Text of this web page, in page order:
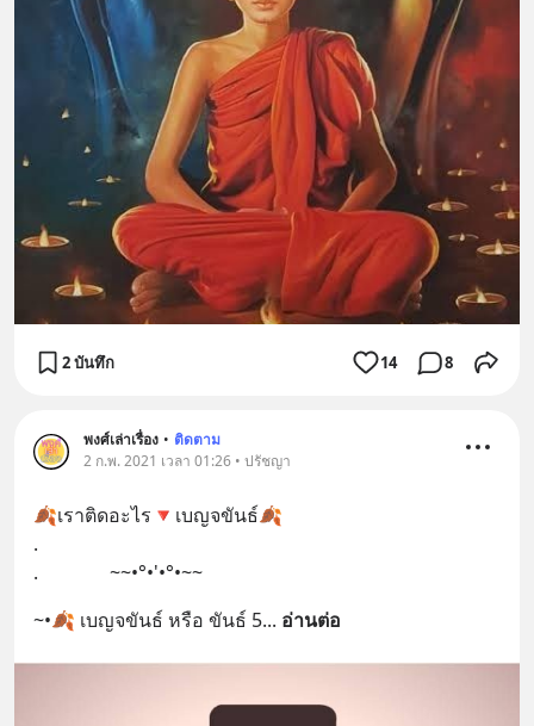
2 บันทึก 14 8
พงศ์เล่าเรื่อง • ติดตาม
2 ก.พ. 2021 เวลา 01:26 • ปรัชญา
🍂เราติดอะไร🔻เบญจขันธ์🍂
.
.               ~~•°•'•°•~~
~•🍂 เบญจขันธ์ หรือ ขันธ์ 5... อ่านต่อ